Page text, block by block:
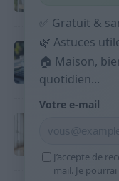
Budget
répartir
9 avril
Sport
9 avril
✅ Gratuit &
🌿 Astuces
🏠 Maison,
quotidien...
Votre e-mail
J’accepte de
mail. Je